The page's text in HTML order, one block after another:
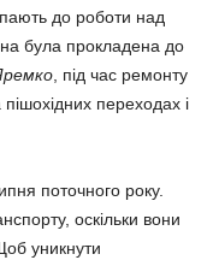
до роботи над
була прокладена до
, під час ремонту
переходах і
поточного року.
оскільки вони
уникнути